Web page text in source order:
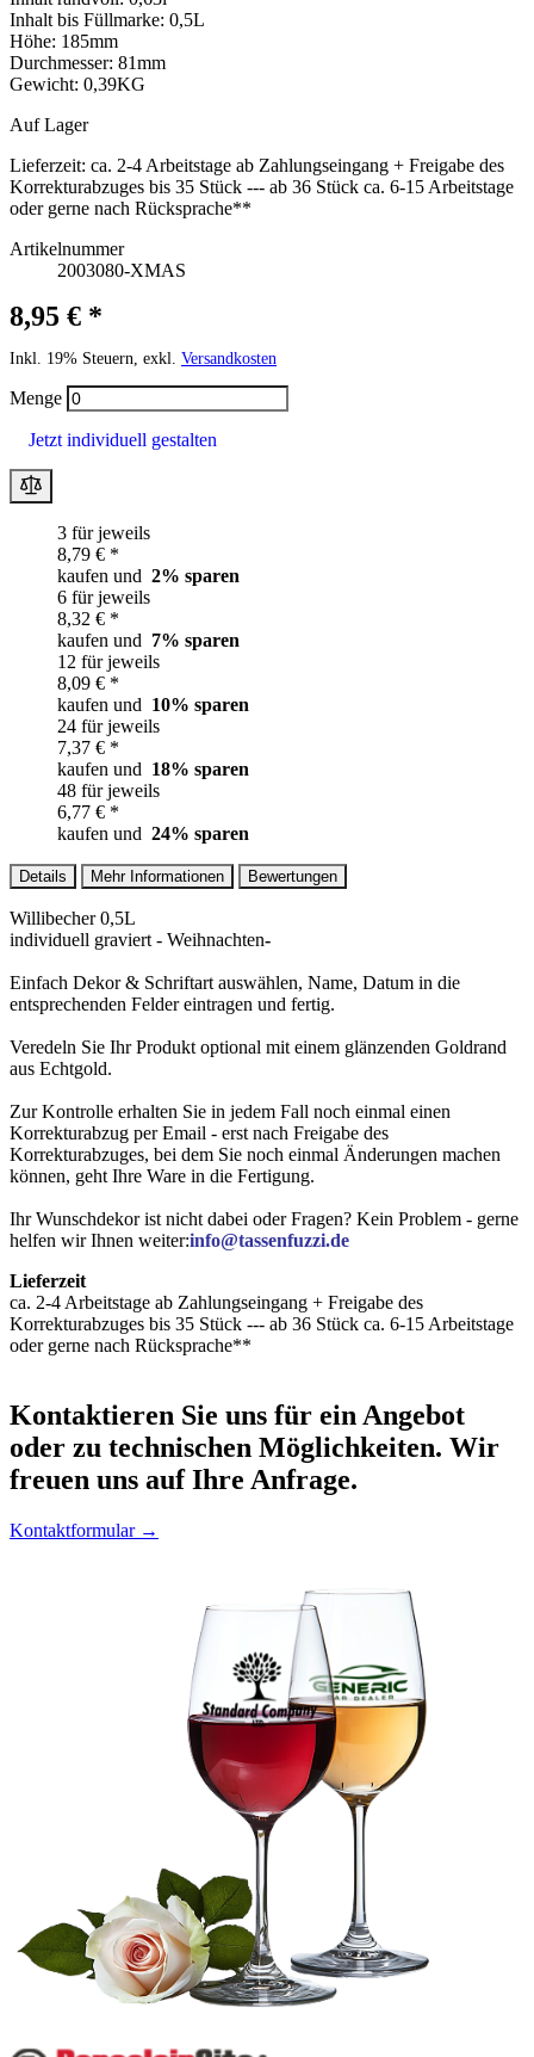
Inhalt bis Füllmarke: 0,5L
Höhe: 185mm
Durchmesser: 81mm
Gewicht: 0,39KG
Auf Lager
Lieferzeit: ca. 2-4 Arbeitstage ab Zahlungseingang + Freigabe des
Korrekturabzuges bis 35 Stück --- ab 36 Stück ca. 6-15 Arbeitstage
oder gerne nach Rücksprache**
Artikelnummer
2003080-XMAS
8,95 € *
Inkl. 19% Steuern, exkl. Versandkosten
Menge
Jetzt individuell gestalten
3 für jeweils
8,79 € *
kaufen und 2% sparen
6 für jeweils
8,32 € *
kaufen und 7% sparen
12 für jeweils
8,09 € *
kaufen und 10% sparen
24 für jeweils
7,37 € *
kaufen und 18% sparen
48 für jeweils
6,77 € *
kaufen und 24% sparen
Details Mehr Informationen Bewertungen
Willibecher 0,5L
individuell graviert - Weihnachten-
Einfach Dekor & Schriftart auswählen, Name, Datum in die
entsprechenden Felder eintragen und fertig.
Veredeln Sie Ihr Produkt optional mit einem glänzenden Goldrand
aus Echtgold.
Zur Kontrolle erhalten Sie in jedem Fall noch einmal einen
Korrekturabzug per Email - erst nach Freigabe des
Korrekturabzuges, bei dem Sie noch einmal Änderungen machen
können, geht Ihre Ware in die Fertigung.
Ihr Wunschdekor ist nicht dabei oder Fragen? Kein Problem - gerne
helfen wir Ihnen weiter:info@tassenfuzzi.de
Lieferzeit
ca. 2-4 Arbeitstage ab Zahlungseingang + Freigabe des
Korrekturabzuges bis 35 Stück --- ab 36 Stück ca. 6-15 Arbeitstage
oder gerne nach Rücksprache**
Kontaktieren Sie uns für ein Angebot
oder zu technischen Möglichkeiten. Wir
freuen uns auf Ihre Anfrage.
Kontaktformular →